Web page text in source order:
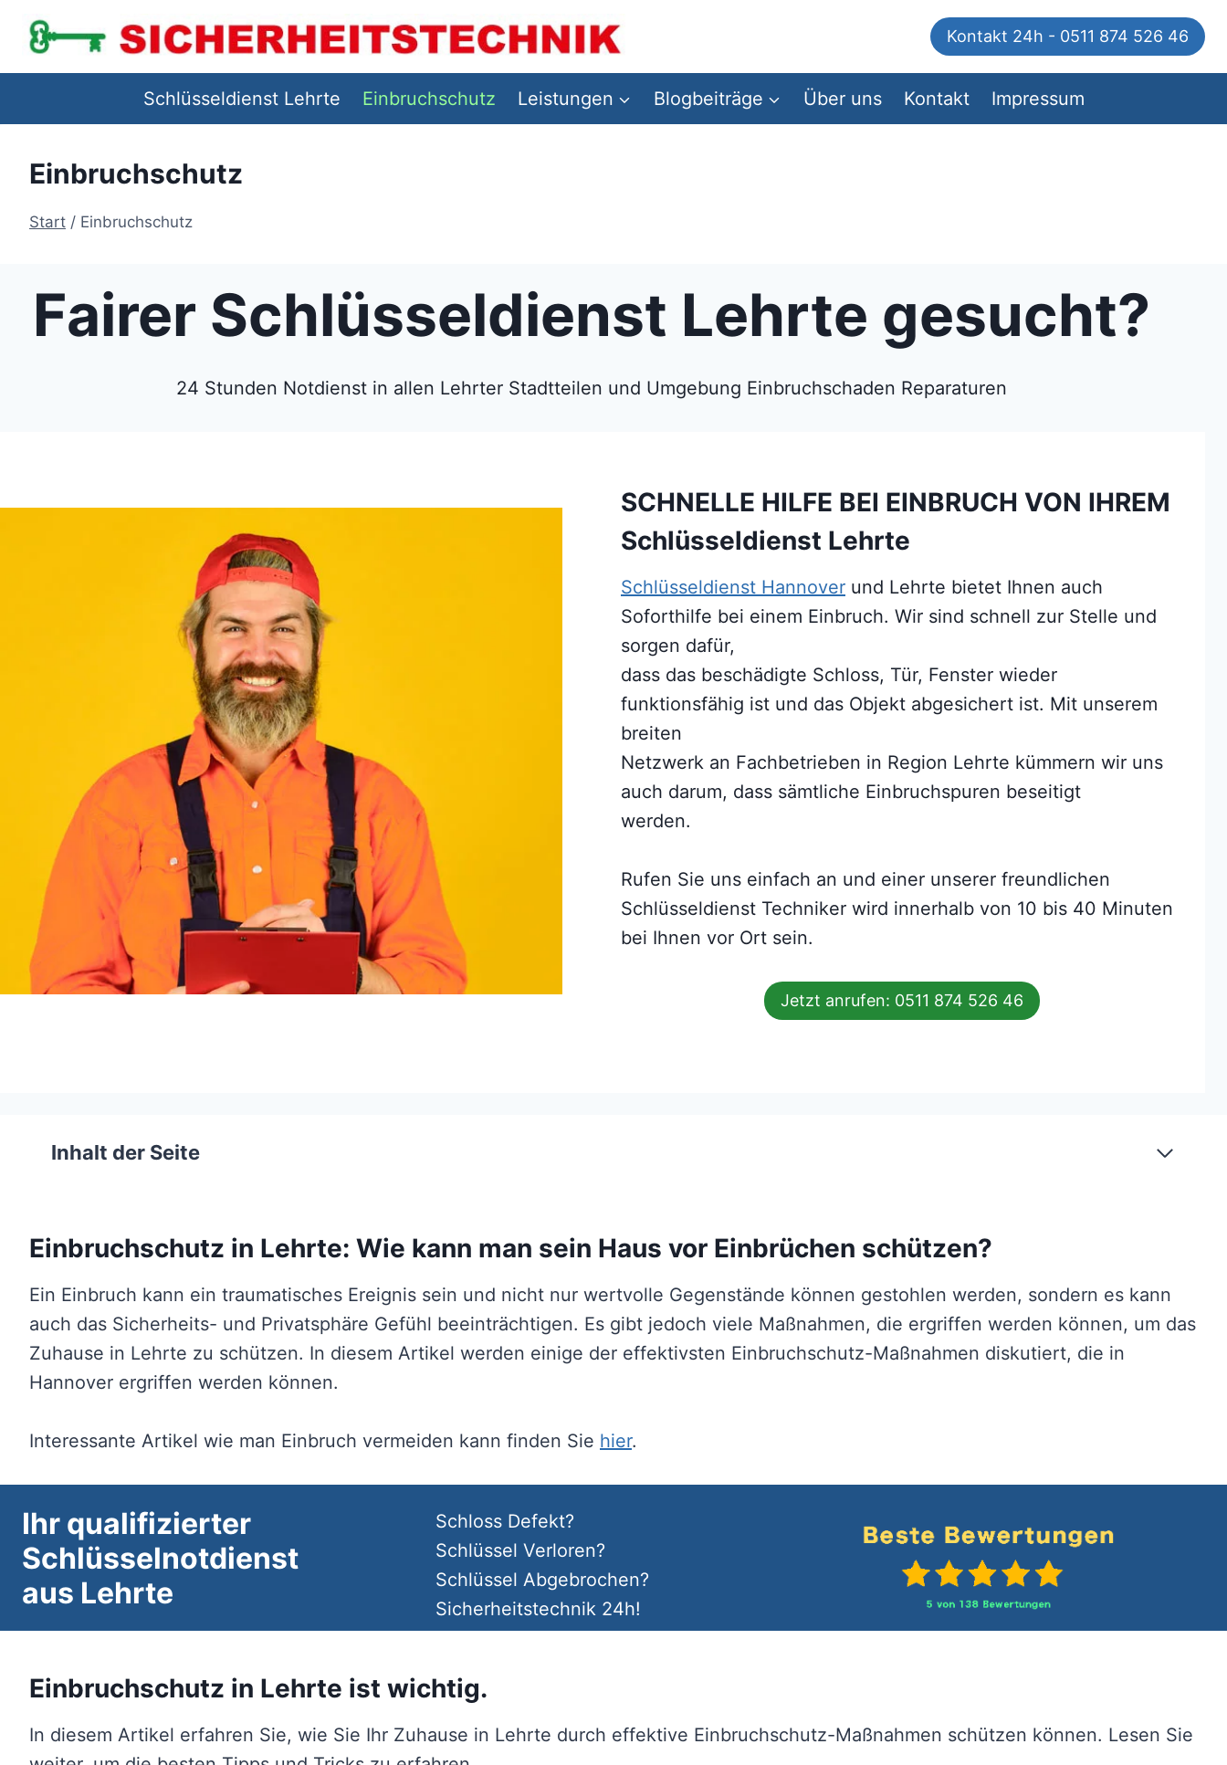
Inhalt
springen
Kontakt 24h - 0511 874 526 46
Schlüsseldienst Lehrte Einbruchschutz Leistungen Blogbeiträge Über uns Kontakt Impressum
Einbruchschutz
Start / Einbruchschutz
Fairer Schlüsseldienst Lehrte gesucht?
24 Stunden Notdienst in allen Lehrter Stadtteilen und Umgebung Einbruchschaden Reparaturen
SCHNELLE HILFE BEI EINBRUCH VON IHREM
Schlüsseldienst Lehrte
Schlüsseldienst Hannover und Lehrte bietet Ihnen auch
Soforthilfe bei einem Einbruch. Wir sind schnell zur Stelle und
sorgen dafür,
dass das beschädigte Schloss, Tür, Fenster wieder
funktionsfähig ist und das Objekt abgesichert ist. Mit unserem
breiten
Netzwerk an Fachbetrieben in Region Lehrte kümmern wir uns
auch darum, dass sämtliche Einbruchspuren beseitigt
werden.
Rufen Sie uns einfach an und einer unserer freundlichen
Schlüsseldienst Techniker wird innerhalb von 10 bis 40 Minuten
bei Ihnen vor Ort sein.
Jetzt anrufen: 0511 874 526 46
Inhalt der Seite
Einbruchschutz in Lehrte: Wie kann man sein Haus vor Einbrüchen schützen?
Ein Einbruch kann ein traumatisches Ereignis sein und nicht nur wertvolle Gegenstände können gestohlen werden, sondern es kann
auch das Sicherheits- und Privatsphäre Gefühl beeinträchtigen. Es gibt jedoch viele Maßnahmen, die ergriffen werden können, um das
Zuhause in Lehrte zu schützen. In diesem Artikel werden einige der effektivsten Einbruchschutz-Maßnahmen diskutiert, die in
Hannover ergriffen werden können.
Interessante Artikel wie man Einbruch vermeiden kann finden Sie hier.
Ihr qualifizierter
Schlüsselnotdienst
aus Lehrte
Schloss Defekt?
Schlüssel Verloren?
Schlüssel Abgebrochen?
Sicherheitstechnik 24h!
Einbruchschutz in Lehrte ist wichtig.
In diesem Artikel erfahren Sie, wie Sie Ihr Zuhause in Lehrte durch effektive Einbruchschutz-Maßnahmen schützen können. Lesen Sie